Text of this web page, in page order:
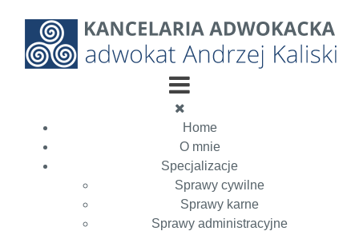
Home
O mnie
Specjalizacje
Sprawy cywilne
Sprawy karne
Sprawy administracyjne